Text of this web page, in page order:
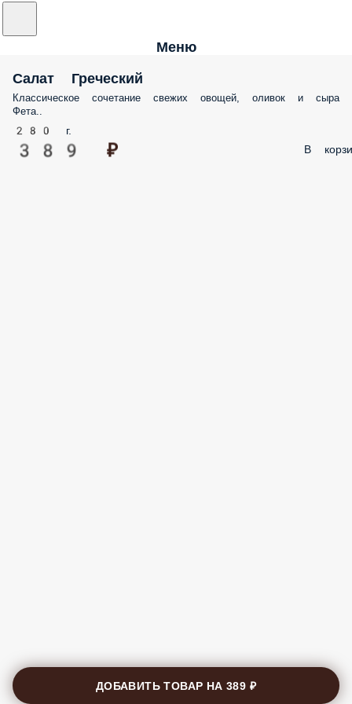
Меню
Салат Греческий
Классическое сочетание свежих овощей, оливок и сыра
Фета..
280 г.
389 ₽ В
ДОБАВИТЬ ТОВАР НА389 ₽